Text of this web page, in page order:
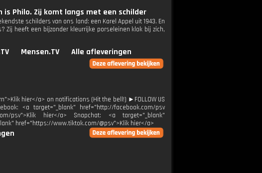
is Philo. Zij komt langs met een schilder
schilders van ons land: een Karel Appel uit 1943. En
Zij heeft een bijzonder kleurrijke porseleinen klok bij zich,
Mensen.TV Alle afleveringen
hier</a> on notifications (Hit the bell!) ►FOLLOW US
<a target="_blank" href="http://facebook.com/psv
psv">Klik hier</a> Snapchat: <a target="_blank"
href="https://www.tiktok.com/@psv">Klik hier</a>